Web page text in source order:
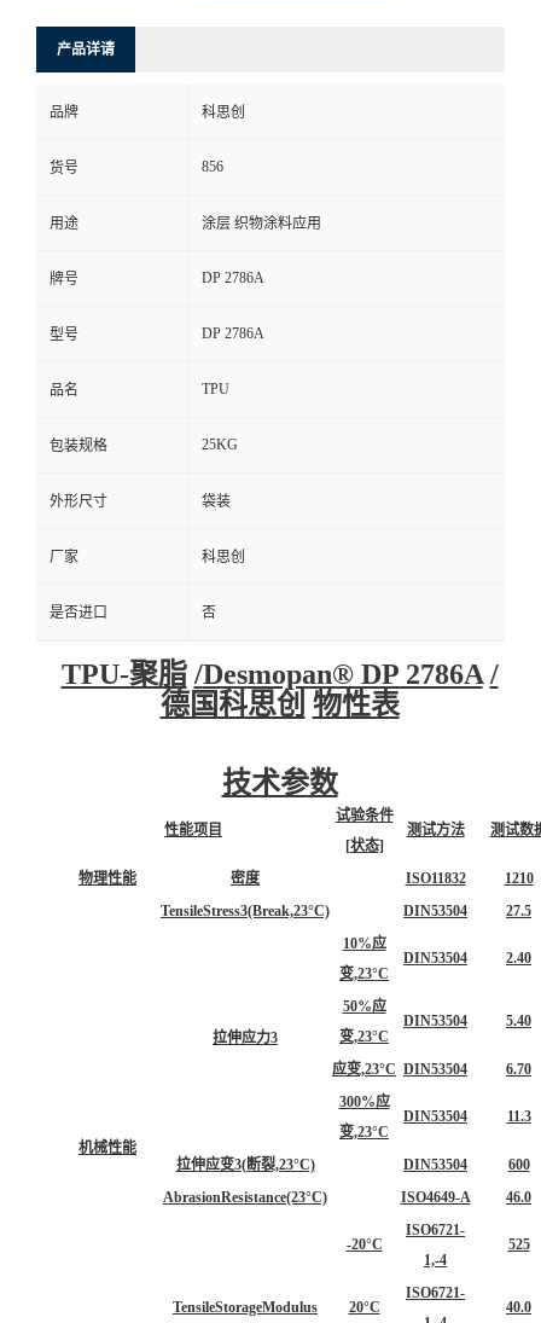
产品详请
品牌 科思创
货号 856
用途 涂层 织物涂料应用
牌号 DP 2786A
型号 DP 2786A
品名 TPU
包装规格 25KG
外形尺寸 袋装
厂家 科思创
是否进口 否
TPU-聚脂 /Desmopan® DP 2786A /
德国科思创 物性表
技术参数
性能项目
试验条件
[状态]
测试方法 测试数
物理性能 密度 ISO11832 1210
机械性能
TensileStress3(Break,23°C) DIN53504 27.5
拉伸应力3
10%应
变,23°C
DIN53504 2.40
50%应
变,23°C
DIN53504 5.40
应变,23°C DIN53504
6.70
300%应
变,23°C
DIN53504 11.3
拉伸应变3(断裂,23°C) DIN53504
600
AbrasionResistance(23°C)
ISO4649-A 46.0
TensileStorageModulus
-20°C
ISO6721-
1,-4
525
20°C
ISO6721-
40.0